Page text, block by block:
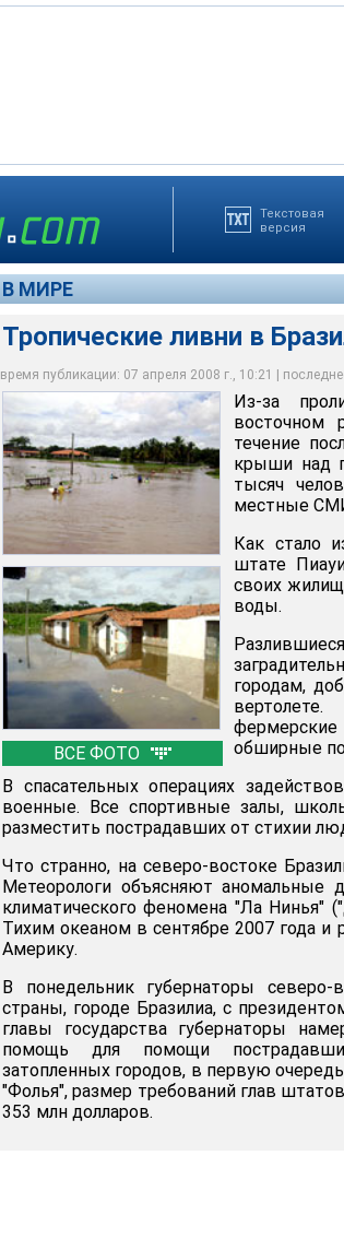
Текстовая
версия
В МИРЕ
Тропические ливни в
время публикации: 07 апреля 2008 г., 10:21 |
ВСЕ ФОТО
Из-за проливных дождей в засушливом
17 человек
Cidadeverde.com
В течение последних двух недель, пока
лишились в общей сложности 110 тыс
Cidadeverde.com
Как стало известно, критичная
человек эвакуированы из своих жилищ,
воды
Cidadeverde.com
Из-за
восточном
течение
крыши над
тысяч
местные
Как стало
штате
своих
воды.
городам,
обширные
В спасательных операциях
военные. Все спортивные залы,
разместить пострадавших от стихии
Что странно, на северо-востоке
Метеорологи объясняют аномальные
климатического феномена "Ла Нинья"
Тихим океаном в сентябре 2007 года
Америку.
В понедельник губернаторы
страны, городе Бразилиа, с
главы государства губернаторы
помощь для помощи
затопленных городов, в первую
"Фолья", размер требований глав
353 млн долларов.